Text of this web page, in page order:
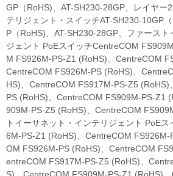
GP（RoHS)、AT-SH230-28GP、レイヤー
テリジェント・スイッチAT-SH230-10GP
P（RoHS)、AT-SH230-28GP、ファースト
ジェント PoEスイッチCentreCOM
M FS926M-PS-Z1 (RoHS)、CentreCOM
CentreCOM FS926M-PS (RoHS)、
HS)、CentreCOM FS917M-PS-Z5
PS (RoHS)、CentreCOM FS909M-PS-Z1
909M-PS-Z5 (RoHS)、CentreCOM
トイーサネット・インテリジェント PoE
6M-PS-Z1 (RoHS)、CentreCOM
OM FS926M-PS (RoHS)、CentreCOM
entreCOM FS917M-PS-Z5 (RoHS)、